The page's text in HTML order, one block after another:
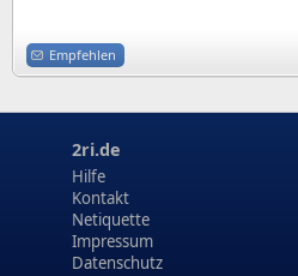
Empfehlen
2ri.de
Hilfe
Kontakt
Netiquette
Impressum
Datenschutz